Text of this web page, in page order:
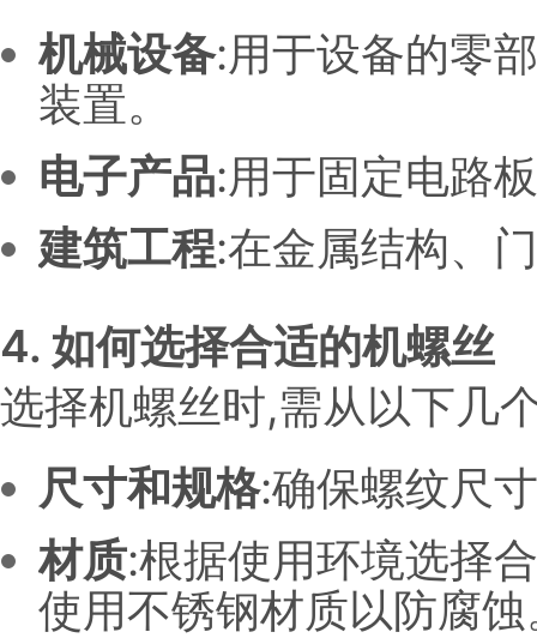
机械设备:用于设备的零
装置。
电子产品:用于固定电路
建筑工程:在金属结构、
4. 如何选择合适的机螺丝
选择机螺丝时,需从以下几
尺寸和规格:确保螺纹尺
材质:根据使用环境选择
使用不锈钢材质以防腐蚀